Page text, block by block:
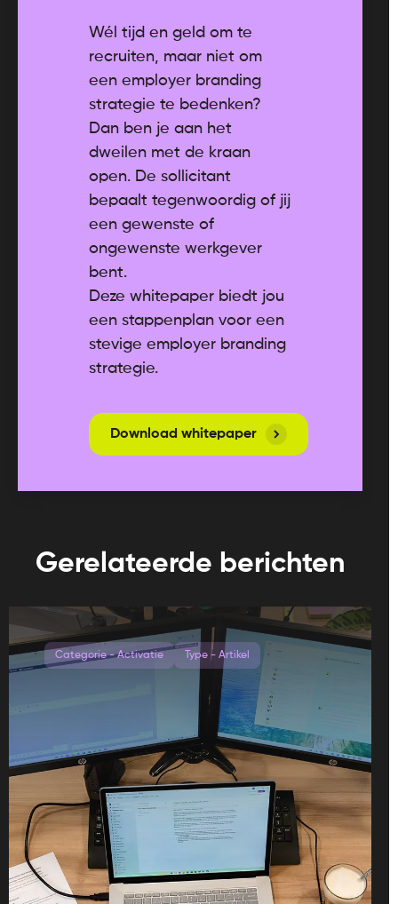
Wél tijd en geld om te
recruiten, maar niet om
een employer branding
strategie te bedenken?
Dan ben je aan het
dweilen met de kraan
open. De sollicitant
bepaalt tegenwoordig of jij
een gewenste of
ongewenste werkgever
bent.
Deze whitepaper biedt jou
een stappenplan voor een
stevige employer branding
strategie.
Download whitepaper
Gerelateerde berichten
Categorie - Activatie Type - Artikel